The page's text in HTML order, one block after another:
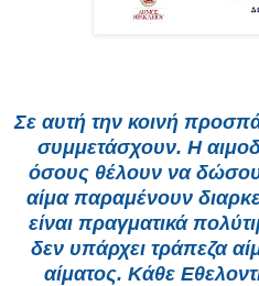
Σε αυτή την κοινή
συμμετάσχουν. Η
όσους θέλουν να
αίμα παραμένουν
είναι πραγματικά
δεν υπάρχει τράπεζα
αίματος. Κάθε